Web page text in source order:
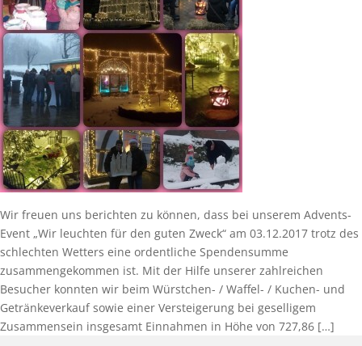
Wir freuen uns berichten zu können, dass bei unserem Advents-
Event „Wir leuchten für den guten Zweck“ am 03.12.2017 trotz des
schlechten Wetters eine ordentliche Spendensumme
zusammengekommen ist. Mit der Hilfe unserer zahlreichen
Besucher konnten wir beim Würstchen- / Waffel- / Kuchen- und
Getränkeverkauf sowie einer Versteigerung bei geselligem
Zusammensein insgesamt Einnahmen in Höhe von 727,86 […]